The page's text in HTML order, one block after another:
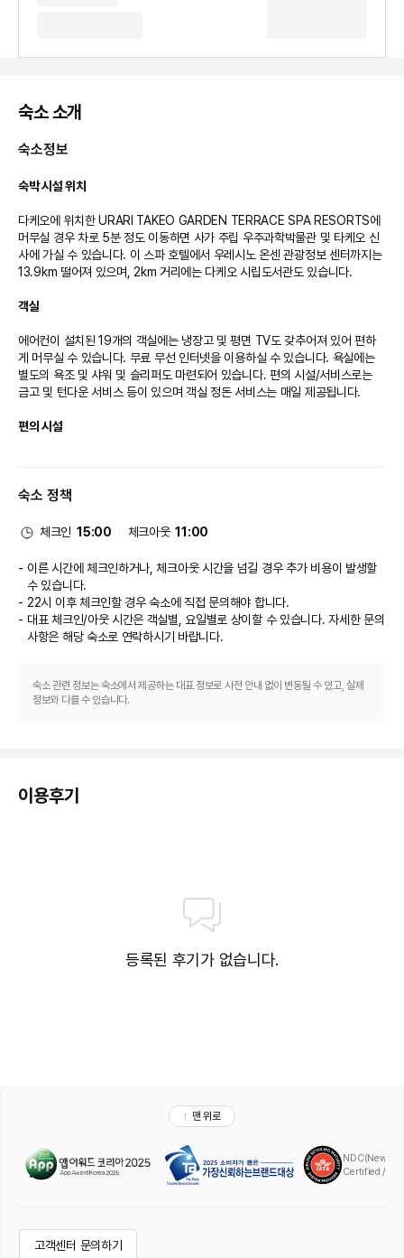
숙소 소개
숙소정보
숙박 시설 위치
다케오에 위치한 URARI TAKEO GARDEN TERRACE SPA RESORTS에
머무실 경우 차로 5분 정도 이동하면 사가 주립 우주과학박물관 및 타케오 신
사에 가실 수 있습니다. 이 스파 호텔에서 우레시노 온센 관광정보 센터까지는
13.9km 떨어져 있으며, 2km 거리에는 다케오 시립도서관도 있습니다.
객실
에어컨이 설치된 19개의 객실에는 냉장고 및 평면 TV도 갖추어져 있어 편하
게 머무실 수 있습니다. 무료 무선 인터넷을 이용하실 수 있습니다. 욕실에는
별도의 욕조 및 샤워 및 슬리퍼도 마련되어 있습니다. 편의 시설/서비스로는
금고 및 턴다운 서비스 등이 있으며 객실 정돈 서비스는 매일 제공됩니다.
편의 시설
및 기념품점/신문 가판대도 마련되어 있습니다.
식당
URARI TAKEO GARDEN TERRACE SPA RESORTS에 있는 레스토랑에
서 만족스러운 식사를 즐겨보세요. 아침 식사(일식)가 매일 07:00 ~ 10:00에
무료로 제공됩니다.
비즈니스, 기타 편의시설
프 주차 이용이 가능합니다.
숙소 정책
체크인 15:00 체크아웃 11:00
이른 시간에 체크인하거나, 체크아웃 시간을 넘길 경우 추가 비용이 발생할
수 있습니다.
22시 이후 체크인할 경우 숙소에 직접 문의해야 합니다.
대표 체크인/아웃 시간은 객실별, 요일별로 상이할 수 있습니다. 자세한 문의
사항은 해당 숙소로 연락하시기 바랍니다.
숙소 관련 정보는 숙소에서 제공하는 대표 정보로 사전 안내 없이 변동될 수 있고, 실제
정보와 다를 수 있습니다.
이용후기
등록된 후기가 없습니다.